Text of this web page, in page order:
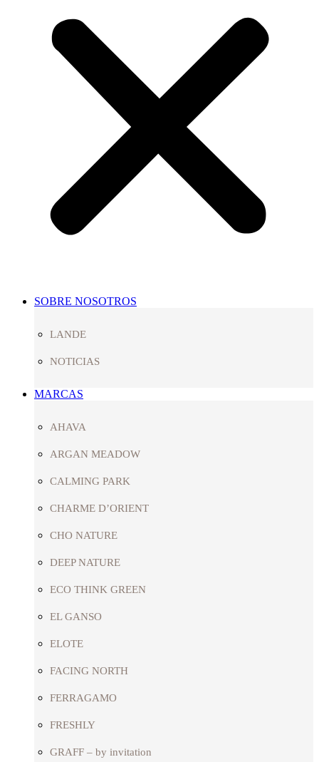
SOBRE NOSOTROS
LANDE
NOTICIAS
MARCAS
AHAVA
ARGAN MEADOW
CALMING PARK
CHARME D’ORIENT
CHO NATURE
DEEP NATURE
ECO THINK GREEN
EL GANSO
ELOTE
FACING NORTH
FERRAGAMO
FRESHLY
GRAFF – by invitation